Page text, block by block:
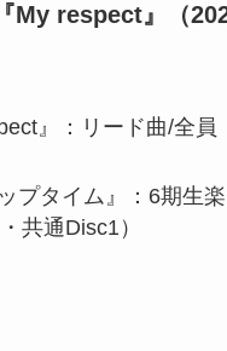
My respect』（
』：リード曲/全員
プタイム』：6期生
共通Disc1）